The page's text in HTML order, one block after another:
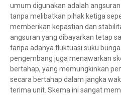
umum digunakan adalah
tanpa melibatkan pihak ketiga
memberikan kepastian dan
angsuran yang dibayarkan tetap
tanpa adanya fluktuasi suku
pengembang juga menawarkan
bertahap, yang memungkinkan
secara bertahap dalam jangka
terima unit. Skema ini sangat